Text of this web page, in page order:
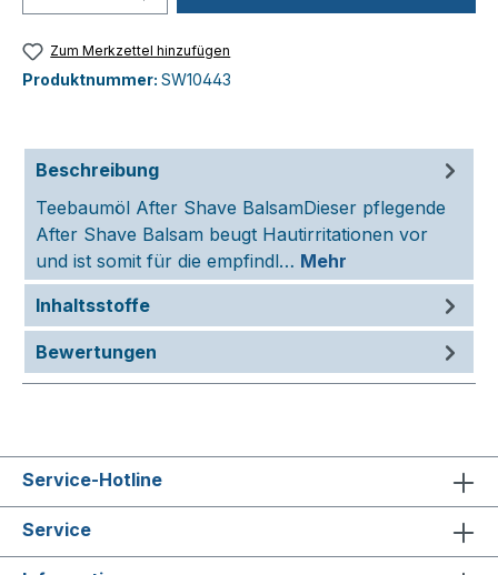
Zum Merkzettel hinzufügen
Produktnummer: SW10443
Beschreibung
Teebaumöl After Shave BalsamDieser pflegende
After Shave Balsam beugt Hautirritationen vor
und ist somit für die empfindl… Mehr
Inhaltsstoffe
Bewertungen
Service-Hotline
Service